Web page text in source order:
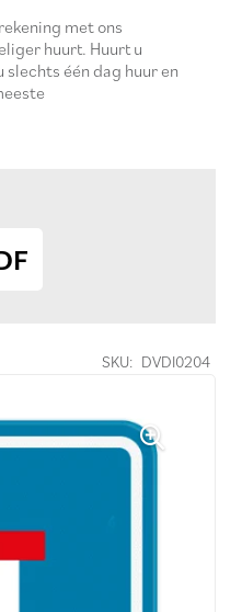
SKU: DVDI0204
met ons
huurt. Huurt u
één dag huur en